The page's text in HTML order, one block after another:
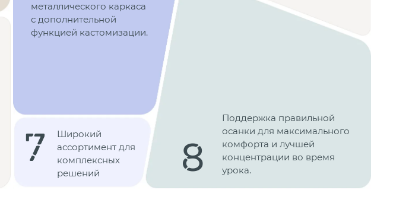
металлического каркаса
с дополнительной
функцией кастомизации.
7
Широкий
ассортимент для
комплексных
решений
8
Поддержка правильной
осанки для максимального
комфорта и лучшей
концентрации во время
урока.